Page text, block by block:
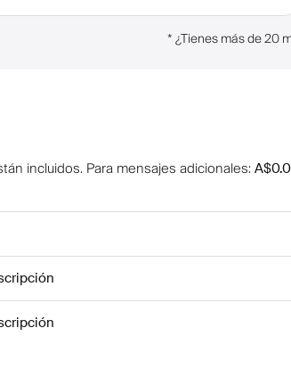
*¿Tienes más de 20
incluidos. Para mensajes adicionales: